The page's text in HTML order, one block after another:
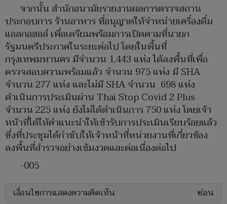
จากนั้น สำนักอนามัยรายงานผลการตรวจสถาน
ประกอบการ ร้านอาหาร ที่อนุญาตให้จำหน่ายเครื่องดื่ม
แอลกอฮอล์ เพื่อเตรียมพร้อมการเปิดตามที่นายก
รัฐมนตรีประกาศในระยะต่อไป โดยในพื้นที่
กรุงเทพมหานคร มีจำนวน 1,443 แห่ง ได้ลงพื้นที่เพื่อ
ตรวจสอบความพร้อมแล้ว จำนวน 975 แห่ง มี SHA
จำนวน 277 แห่ง และไม่มี SHA จำนวน 698 แห่ง
ดำเนินการประเมินผ่าน Thai Stop Covid 2 Plus
จำนวน 225 แห่ง ยังไม่ได้ดำเนินการ 750 แห่ง โดยเจ้า
หน้าที่ได้ให้คำแนะนำให้เข้ารับการประเมินเรียบร้อยแล้ว
ซึ่งที่ประชุมได้กำชับให้เจ้าหน้าที่หน่วยงานที่เกี่ยวข้อง
ลงพื้นที่สำรวจอย่างเข้มงวดและต่อเนื่องต่อไป
-005
เงื่อนไขการแสดงความคิดเห็น ซ่อน